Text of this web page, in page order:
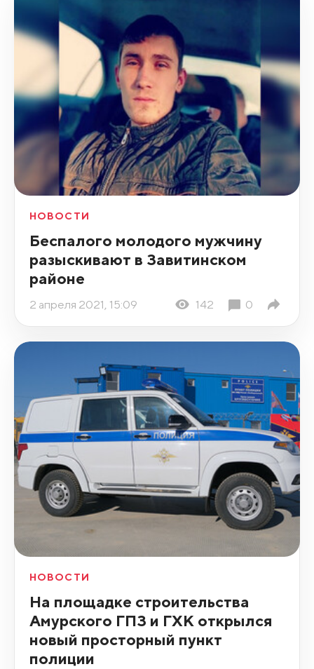
НОВОСТИ
Беспалого молодого мужчину
разыскивают в Завитинском
районе
2 апреля 2021, 15:09 142 0
НОВОСТИ
На площадке строительства
Амурского ГПЗ и ГХК открылся
новый просторный пункт
полиции